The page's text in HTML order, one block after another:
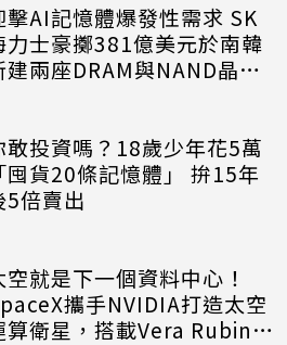
擊AI記憶體爆發性需求 SK
力士豪擲381億美元於南韓
建兩座DRAM與NAND晶圓
敢投資嗎？18歲少年花5萬
「囤貨20條記憶體」 拚15年
5倍賣出
空就是下一個資料中心！
攜手NVIDIA打造太空
算衛星，搭載Vera Rubin運